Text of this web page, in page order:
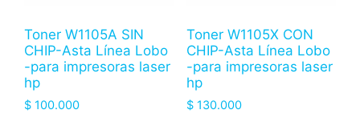
Toner W1105A SIN
CHIP-Asta Línea Lobo
-para impresoras laser
hp
$ 100.000
Toner W1105X CON
CHIP-Asta Línea Lobo
-para impresoras laser
hp
$130.000